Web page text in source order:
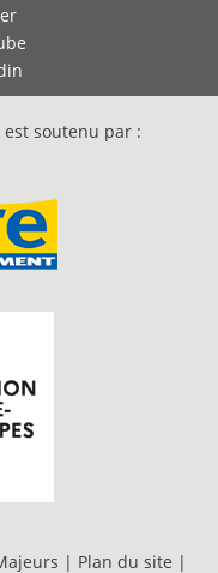
soutenu par :
| Plan du site |